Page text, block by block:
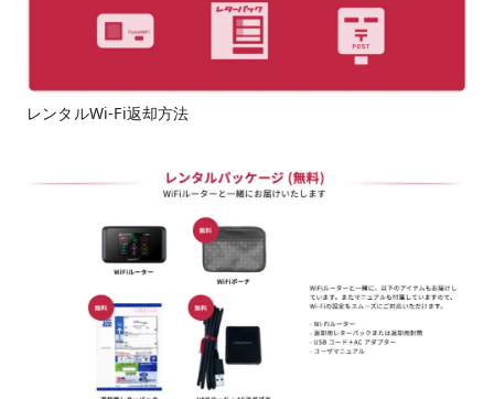
レンタルWi-Fi返却方法